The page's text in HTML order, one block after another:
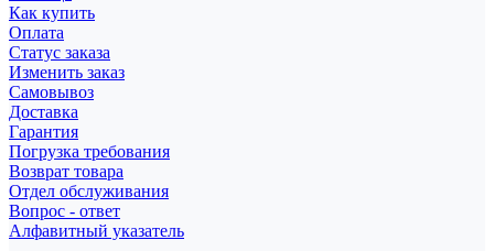
Как купить
Оплата
Статус заказа
Изменить заказ
Самовывоз
Доставка
Гарантия
Погрузка требования
Возврат товара
Отдел обслуживания
Вопрос - ответ
Алфавитный указатель